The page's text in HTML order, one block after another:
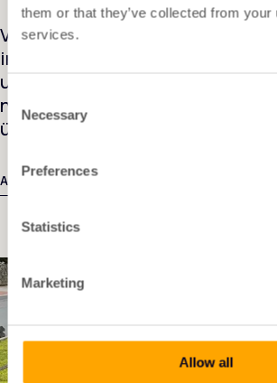
them or that they’ve collected from your
services.
Selection
Necessary
Preferences
Statistics
Marketing
Allow all
Von erfolgreichen Projekten bis
intelligenten Lösungen,
und den neuesten Nachrichten.
neue Möglichkeiten und lassen
überraschen, was wir alles zu
Alle Nachrichten ansehen